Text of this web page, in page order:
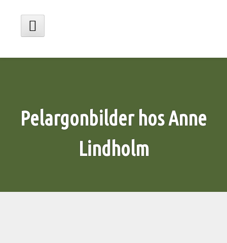
innehåll
Huvudmeny
Pelargonbilder hos Anne
Lindholm